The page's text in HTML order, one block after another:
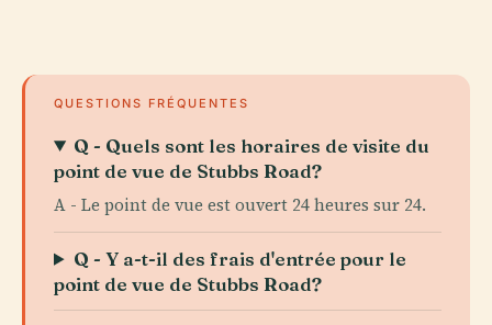
QUESTIONS FRÉQUENTES
Q - Quels sont les horaires de visite du
point de vue de Stubbs Road?
A - Le point de vue est ouvert 24 heures sur 24.
Q - Y a-t-il des frais d'entrée pour le
point de vue de Stubbs Road?